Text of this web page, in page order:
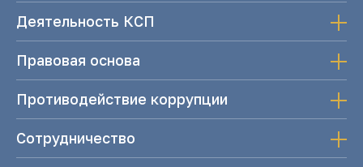
Деятельность КСП
Правовая основа
Противодействие коррупции
Сотрудничество